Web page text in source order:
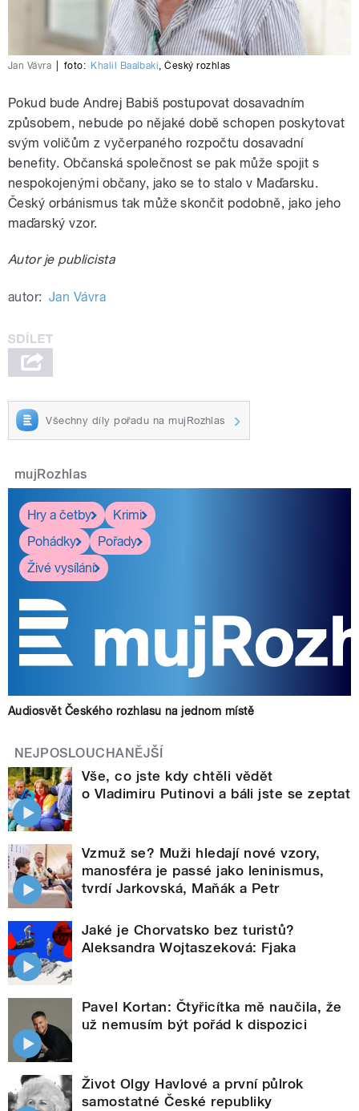
Jan Vávra foto: Khalil Baalbaki ,Český rozhlas
Pokud bude Andrej Babiš postupovat dosavadním
způsobem, nebude po nějaké době schopen poskytovat
svým voličům z vyčerpaného rozpočtu dosavadní
benefity. Občanská společnost se pak může spojit s
nespokojenými občany, jako se to stalo v Maďarsku.
Český orbánismus tak může skončit podobně, jako jeho
maďarský vzor.
Autor je publicista
autor: Jan Vávra
Všechny díly pořadu na mujRozhlas
mujRozhlas
Hry a četby
Krimi
Pohádky
Pořady
Živé vysílání
Audiosvět Českého rozhlasu na jednom místě
NEJPOSLOUCHANĚJŠÍ
Vše, co jste kdy chtěli vědět
o Vladimiru Putinovi a báli jste se zeptat
Vzmuž se? Muži hledají nové vzory,
manosféra je passé jako leninismus,
tvrdí Jarkovská, Maňák a Petr
Jaké je Chorvatsko bez turistů?
Aleksandra Wojtaszeková: Fjaka
Pavel Kortan: Čtyřicítka mě naučila, že
už nemusím být pořád k dispozici
Život Olgy Havlové a první půlrok
samostatné České republiky